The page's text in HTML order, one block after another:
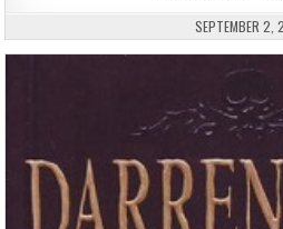
PUBLISHED
SEPTEMBER 2,